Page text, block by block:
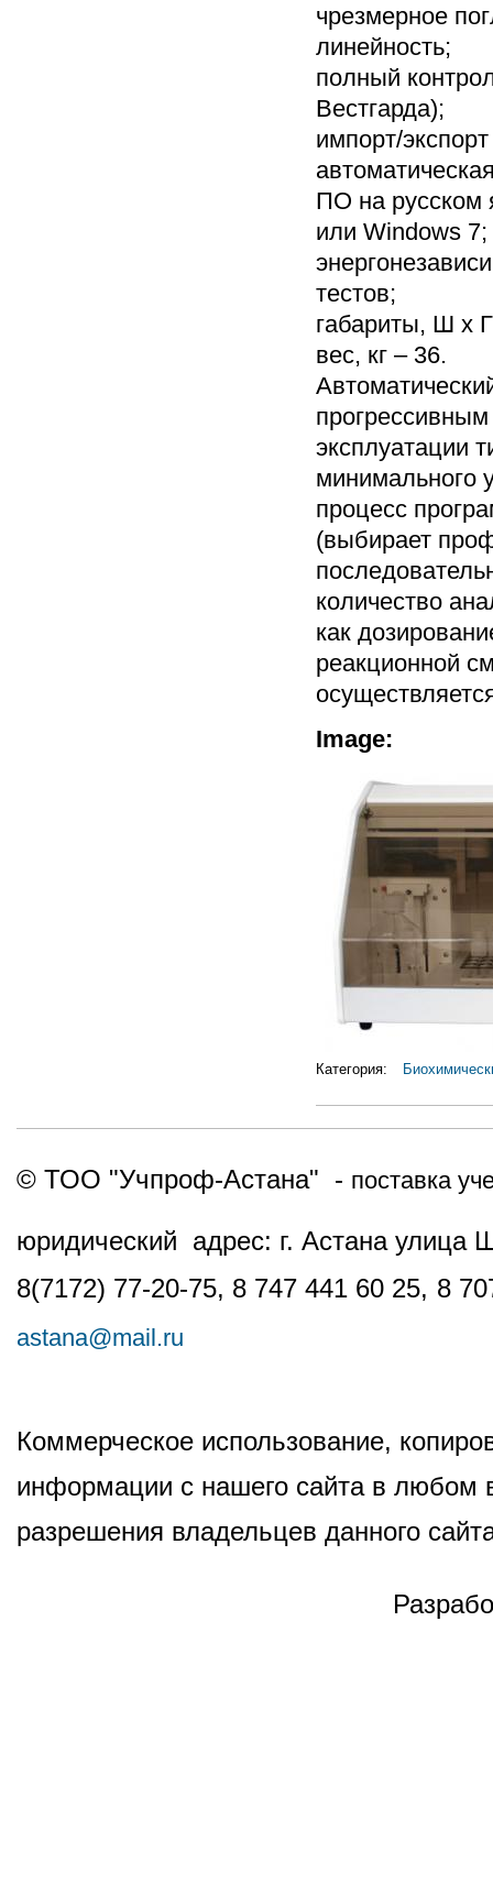
чрезмерное
линейность;
полный
Вестгарда);
импорт/
ПО на русском
или Windows 7;
тестов;
габариты, Ш х
вес, кг – 36.
эксплуатации
минимального
процесс
(выбирает
количество
как
реакционной
Image:
Категория:
© ТОО "Учпроф-Астана" - поставка
юридический адрес: г. Астана
8(7172) 77-20-75, 8 747 441 60 25, 8
astana@mail.ru
Коммерческое использование,
информации с нашего сайта в любом
разрешения владельцев данного